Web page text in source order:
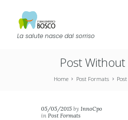
La salute nasce dal sorriso
Post
Home Post Formats
05/05/2015 by InnoCpo
in Post Formats